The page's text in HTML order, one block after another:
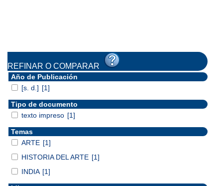
REFINAR O COMPARAR
Año de Publicación
[s. d.] [1]
Tipo de documento
texto impreso [1]
Temas
ARTE [1]
HISTORIA DEL ARTE [1]
INDIA [1]